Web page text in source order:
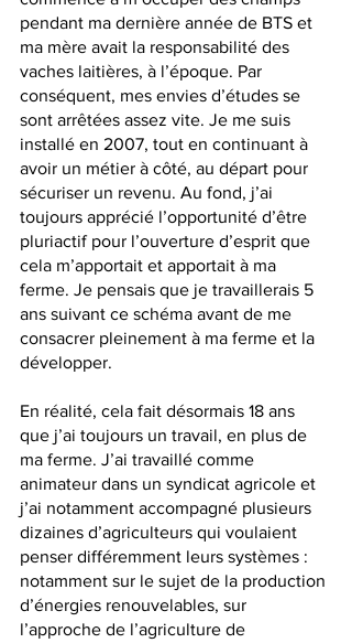
pendant ma dernière année de BTS et
ma mère avait la responsabilité des
vaches laitières, à l’époque. Par
conséquent, mes envies d’études se
sont arrêtées assez vite. Je me suis
installé en 2007, tout en continuant à
avoir un métier à côté, au départ pour
sécuriser un revenu. Au fond, j’ai
toujours apprécié l’opportunité d’être
pluriactif pour l’ouverture d’esprit que
cela m’apportait et apportait à ma
ferme. Je pensais que je travaillerais 5
ans suivant ce schéma avant de me
consacrer pleinement à ma ferme et la
développer.
En réalité, cela fait désormais 18 ans
que j’ai toujours un travail, en plus de
ma ferme. J’ai travaillé comme
animateur dans un syndicat agricole et
j’ai notamment accompagné plusieurs
dizaines d’agriculteurs qui voulaient
penser différemment leurs systèmes :
notamment sur le sujet de la production
d’énergies renouvelables, sur
l’approche de l’agriculture de